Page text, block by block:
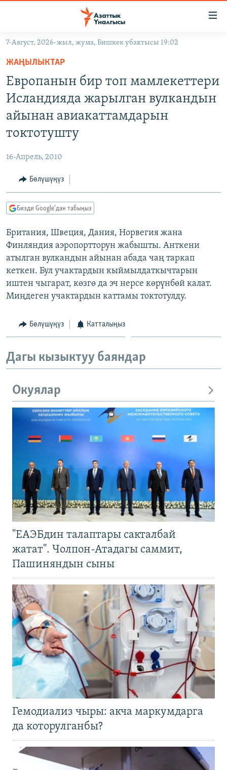
Навигацияга
өтүңүз
Издөөгө
салыңызКЫРГЫЗСТАН
САЯСАТ
ДҮЙНӨ
ДҮЙНӨ
УКРАИНА
БҮГҮН АЗАТТЫКТА
ЭКСПЕРТТЕР ТАЛДАЙТ
БИЗ ЖАНА ДҮЙНӨ
ЭЖЕ-СИҢДИЛЕР
АЗАТТЫК+
ЫҢГАЙСЫЗ СУРООЛОР
ПОДКАСТ
ӨЗГӨЧӨ ПИКИР
Русский
ОНЛАЙН ШЕРИНЕ
7-Август, 2026-жыл, жума, Бишкек убактысы 19:02
ЖАҢЫЛЫКТАР
Европанын бир топ мамлекеттери
Исландияда жарылган вулкандын
айынан авиакаттамдарын
токтотушту
16-Апрель, 2010
Бөлүшүңүз
Бизди Google'дан табыңыз
Британия, Швеция, Дания, Норвегия жана
Финляндия аэропортторун жабышты. Анткени
атылган вулкандын айынан абада чаң таркап
кеткен. Бул учактардын кыймылдаткычтарын
иштен чыгарат, көзгө да эч нерсе көрүнбөй калат.
Миңдеген учактардын каттамы токтотулду.
Бөлүшүңүз Катталыңыз
Дагы кызыктуу баяндар
Окуялар
"ЕАЭБдин талаптары сакталбай
жатат". Чолпон-Атадагы саммит,
Пашиняндын сыны
Гемодиализ чыры: акча маркумдарга
да которулганбы?